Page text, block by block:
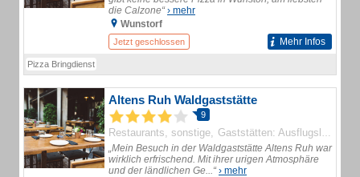
die Calzone“› mehr
Wunstorf
Jetzt geschlossen Mehr Infos
Pizza Bringdienst
Altens Ruh Waldgaststätte
9
Restaurants, sonstige Gaststätten: Ausflugslokale
„Mein Besuch in der Waldgaststätte Altens Ruh war
wirklich erfrischend. Mit ihrer urigen Atmosphäre
und der ländlichen Ge...“› mehr